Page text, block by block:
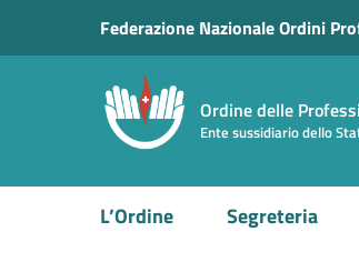
Vai al menu di navigazione
Federazione Nazionale Ordini
Ordine delle
Ente sussidiario dello
L’Ordine Segreteria